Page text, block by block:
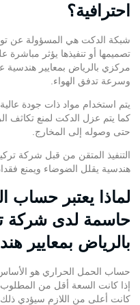
احترافية؟
شبكة الدكت هي المسؤولة عن
تصميمها أو تنفيذها يؤثر مباشرة
مركزي بالرياض بمعايير هندسية
وسرعة تدفق الهواء.
يتم استخدام مواد ذات جودة
كما يتم عزل الدكت لمنع تكاثف
حتى وصوله إلى المخارج.
التنفيذ المتقن من قبل شركة
هندسية يقلل الضوضاء ويمنع
لماذا يعتبر
حاسمة لدى شركة
بالرياض بمعايير
حساب الحمل الحراري هو الأساس
إذا كانت السعة أقل من المطلوب
كانت أعلى من اللازم سيؤدي ذلك